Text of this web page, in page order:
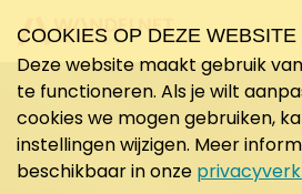
COOKIES OP DEZE WEBSITE
Deze website maakt gebruik
te functioneren. Als je wilt
cookies we mogen gebruiken,
instellingen wijzigen. Meer
beschikbaar in onze